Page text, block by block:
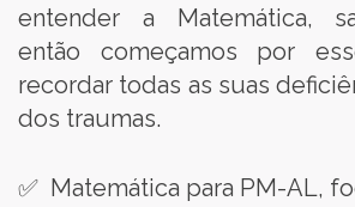
entender a Matemática,
então começamos por
recordar todas as suas
dos traumas.
✅ Matemática para PM-AL,